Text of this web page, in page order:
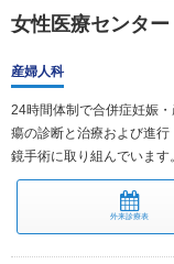
女性医療センター
産婦人科
24時間体制で合併症妊娠
瘍の診断と治療および進
鏡手術に取り組んでいます。
外来診療表